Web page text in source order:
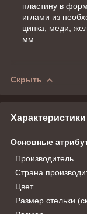
пластину в
иглами из
цинка, меди,
мм.
Скрыть
Характеристики
Основные
Производитель
Страна
Цвет
Размер стельки